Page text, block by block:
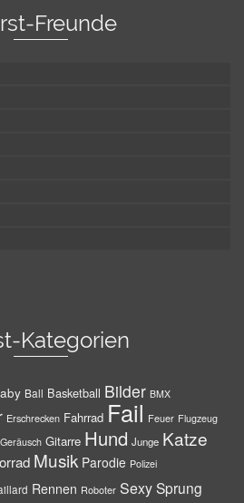
Freunde
Kategorien
Ball Basketball Bilder BMX
Erschrecken Fahrrad Fail Feuer Flugzeug
Geräusch Gitarre Hund Junge Katze
Musik Parodie Polizei
Rennen Roboter SexySprung